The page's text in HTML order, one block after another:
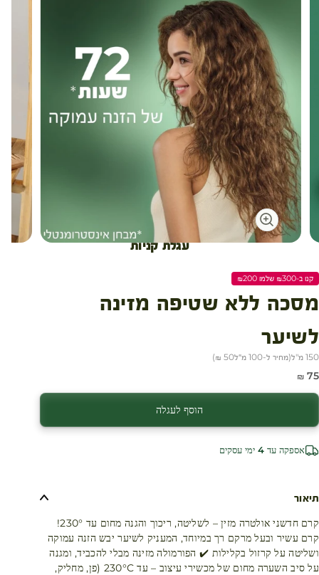
עגלת קניות
קנו ב-₪300 שלמו ₪200
מסכה ללא שטיפה מזינה
לשיער
150 מ"ל (מחיר ל-100 מ״ל 50 ₪
)
מחיר מבצע
75 ₪
הוסף לעגלה
אספקה עד 4 ימי עסקים
תיאור
קרם חדשני אולטרה מזין – לשליטה, ריכוך והגנה מחום עד 230°!
קרם עשיר ובעל מרקם רך במיוחד, המעניק לשיער יבש הזנה עמוקה
ושליטה על קרזול בקלילות ✔️ הפורמולה מזינה מבלי להכביד, ומגנה
על סיב השערה מחום של מכשירי עיצוב – עד 230°C (פן, מחליק,